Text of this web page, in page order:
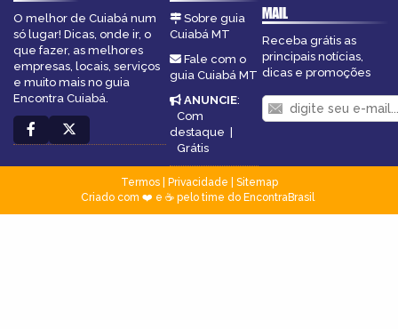
O melhor de Cuiabá num
só lugar! Dicas, onde ir, o
que fazer, as melhores
empresas, locais, serviços
e muito mais no guia
Encontra Cuiabá.
Sobre guia
Cuiabá MT
Fale com o
guia Cuiabá MT
ANUNCIE:
Com
destaque |
Grátis
MAIL
Receba grátis as
principais notícias,
dicas e promoções
Termos| Privacidade
Sitemap
Criado com ❤️ e ☕ pelo time do EncontraBrasil